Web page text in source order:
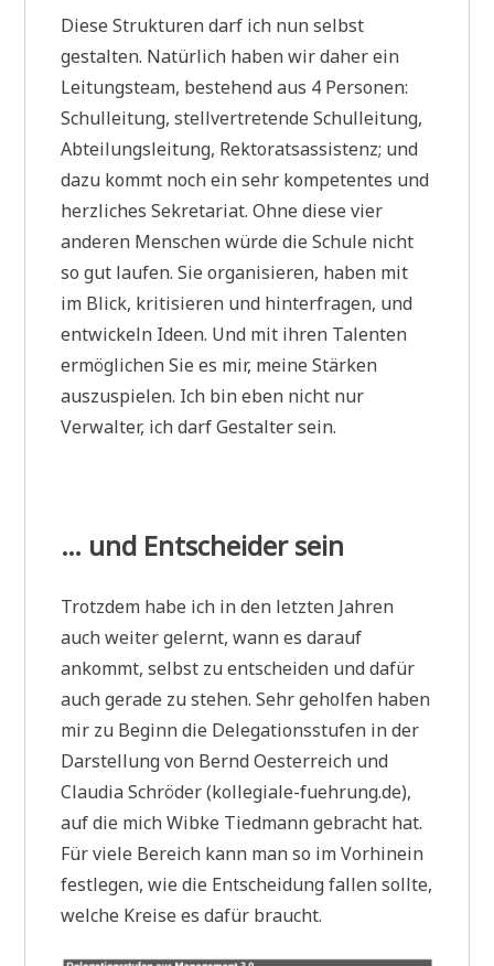
Diese Strukturen darf ich nun selbst
gestalten. Natürlich haben wir daher ein
Leitungsteam, bestehend aus 4 Personen:
Schulleitung, stellvertretende Schulleitung,
Abteilungsleitung, Rektoratsassistenz; und
dazu kommt noch ein sehr kompetentes und
herzliches Sekretariat. Ohne diese vier
anderen Menschen würde die Schule nicht
so gut laufen. Sie organisieren, haben mit
im Blick, kritisieren und hinterfragen, und
entwickeln Ideen. Und mit ihren Talenten
ermöglichen Sie es mir, meine Stärken
auszuspielen. Ich bin eben nicht nur
Verwalter, ich darf Gestalter sein.
… und Entscheider sein
Trotzdem habe ich in den letzten Jahren
auch weiter gelernt, wann es darauf
ankommt, selbst zu entscheiden und dafür
auch gerade zu stehen. Sehr geholfen haben
mir zu Beginn die Delegationsstufen in der
Darstellung von Bernd Oesterreich und
Claudia Schröder (kollegiale-fuehrung.de),
auf die mich Wibke Tiedmann gebracht hat.
Für viele Bereich kann man so im Vorhinein
festlegen, wie die Entscheidung fallen sollte,
welche Kreise es dafür braucht.